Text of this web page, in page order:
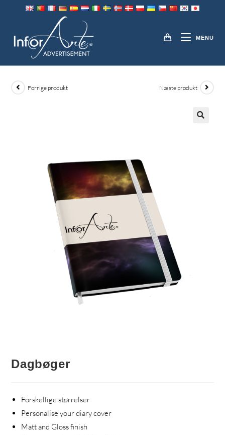
MENU
DAGBØGER
Forrige produkt Næste produkt
Dagbøger
Forskellige størrelser
Personalise your diary cover
Matt and Gloss finish